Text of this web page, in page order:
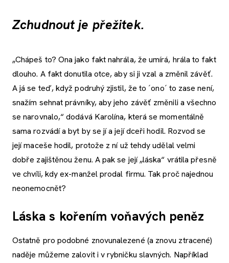
Zchudnout je přežitek.
„Chápeš to? Ona jako fakt nahrála, že umírá, hrála to fakt
dlouho. A fakt donutila otce, aby si ji vzal a změnil závěť.
A já se teď, když podruhý zjistil, že to ´ono´ to zase není,
snažím sehnat právníky, aby jeho závěť změnili a všechno
se narovnalo,“ dodává Karolína, která se momentálně
sama rozvádí a byt by se jí a její dceři hodil. Rozvod se
její maceše hodil, protože z ní už tehdy udělal velmi
dobře zajištěnou ženu. A pak se její „láska“ vrátila přesně
ve chvíli, kdy ex-manžel prodal firmu. Tak proč najednou
neonemocnět?
Láska s kořením voňavých peněz
Ostatně pro podobné znovunalezené (a znovu ztracené)
naděje můžeme zalovit i v rybničku slavných. Například